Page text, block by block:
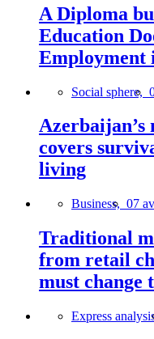
A Diploma
Education
Employment
Social sphere,
Azerbaijan’s
covers
living
Business, 07
Traditional
from retail
must change
Express